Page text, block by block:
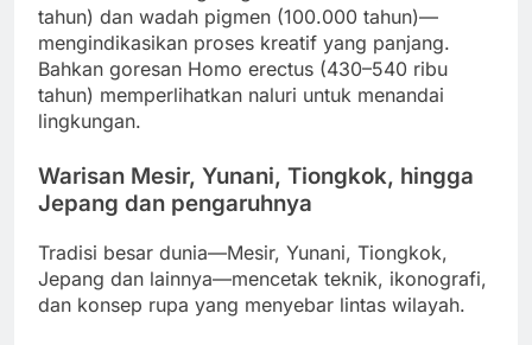
tahun) dan wadah pigmen (100.000 tahun)—
mengindikasikan proses kreatif yang panjang.
Bahkan goresan Homo erectus (430–540 ribu
tahun) memperlihatkan naluri untuk menandai
lingkungan.
Warisan Mesir, Yunani, Tiongkok, hingga
Jepang dan pengaruhnya
Tradisi besar dunia—Mesir, Yunani, Tiongkok,
Jepang dan lainnya—mencetak teknik, ikonografi,
dan konsep rupa yang menyebar lintas wilayah.